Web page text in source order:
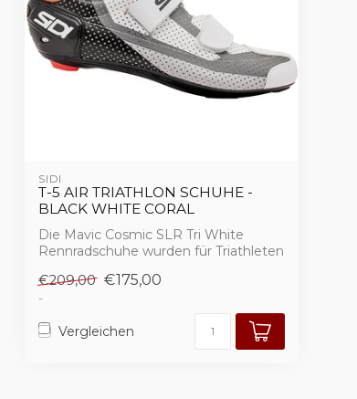
SIDI
T-5 AIR TRIATHLON SCHUHE -
BLACK WHITE CORAL
Die Mavic Cosmic SLR Tri White
Rennradschuhe wurden für Triathleten
€209,00 €175,00
-
Vergleichen